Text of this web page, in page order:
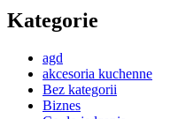
Kategorie
agd
akcesoria kuchenne
Bez kategorii
Biznes